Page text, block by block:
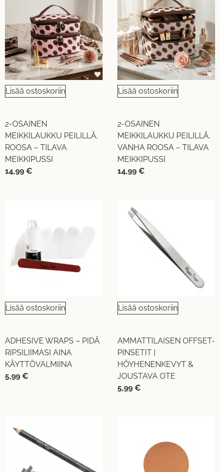
Lisää ostoskoriin
2-OSAINEN
MEIKKILAUKKU PEILILLÄ,
ROOSA – TILAVA
MEIKKIPUSSI
14,99 €
Lisää ostoskoriin
2-OSAINEN
MEIKKILAUKKU PEILILLÄ,
VANHA ROOSA – TILAVA
MEIKKIPUSSI
14,99 €
Lisää ostoskoriin
ADHESIVE WRAPS – PIDÄ
RIPSILIIMASI AINA
KÄYTTÖVALMIINA
5,99 €
Lisää ostoskoriin
AMMATTILAISEN OFFSET-
PINSETIT |
HÖYHENENKEVYT &
JOUSTAVA OTE
5,99 €